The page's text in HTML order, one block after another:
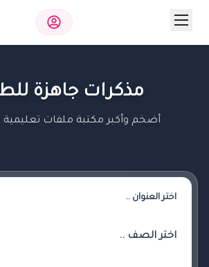
مذكرات جاهزة
أضخم وأكبر مكتبة ملفات تعليمية